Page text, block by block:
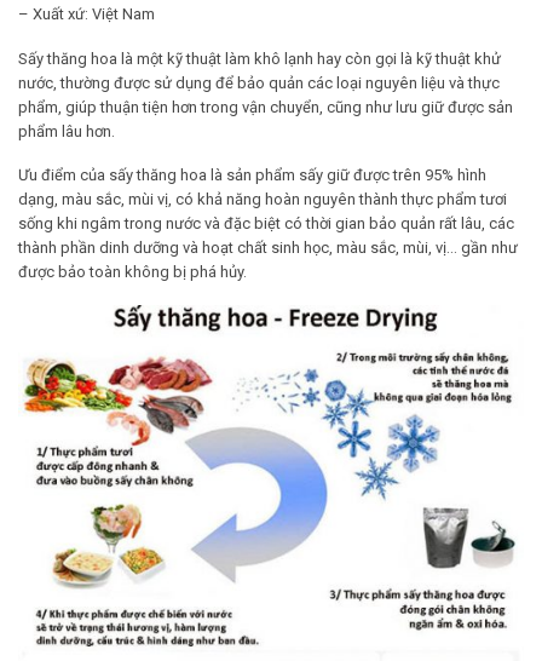
– Xuất xứ: Việt Nam
Sấy thăng hoa là một kỹ thuật làm khô lạnh hay còn gọi là kỹ thuật khử
nước, thường được sử dụng để bảo quản các loại nguyên liệu và thực
phẩm, giúp thuận tiện hơn trong vận chuyển, cũng như lưu giữ được sản
phẩm lâu hơn.
Ưu điểm của sấy thăng hoa là sản phẩm sấy giữ được trên 95% hình
dạng, màu sắc, mùi vị, có khả năng hoàn nguyên thành thực phẩm tươi
sống khi ngâm trong nước và đặc biệt có thời gian bảo quản rất lâu, các
thành phần dinh dưỡng và hoạt chất sinh học, màu sắc, mùi, vị… gần như
được bảo toàn không bị phá hủy.